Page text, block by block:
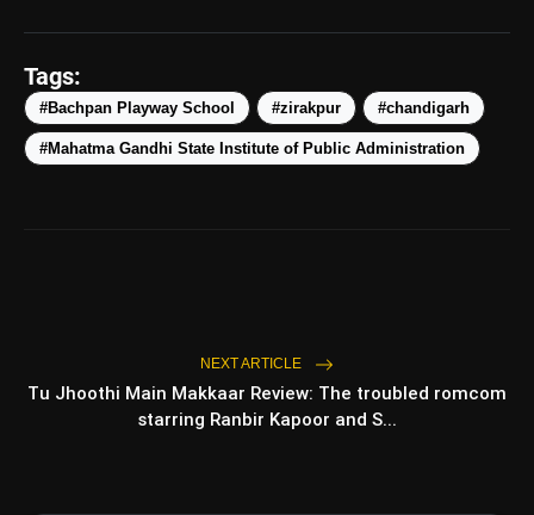
Tags:
#Bachpan Playway School #zirakpur #chandigarh
#Mahatma Gandhi State Institute of Public Administration
NEXT ARTICLE
Tu Jhoothi Main Makkaar Review: The troubled romcom
starring Ranbir Kapoor and S...